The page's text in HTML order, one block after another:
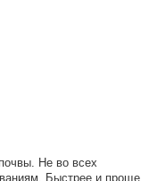
Не во всех
Быстрее и проще